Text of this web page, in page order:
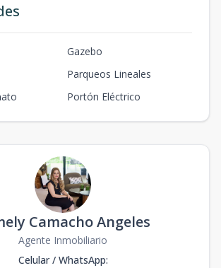
Gazebo
Parqueos Lineales
Portón Eléctrico
Camacho Angeles
Agente Inmobiliario
Celular / WhatsApp: